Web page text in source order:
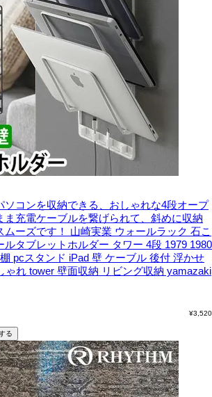
ソコンを収納できる、おしゃれな4段オープ
ま充電ケーブルを繋げられて、斜めに収納
ーズです！
山崎実業 ウォールラック 石こ
ルタブレットホルダー タワー 4段 1979 1980
pcスタンド iPad 壁 ケーブル 後付 浮かせ
ゃれ tower 壁面収納 リビング収納 yamazaki
¥3,520
る